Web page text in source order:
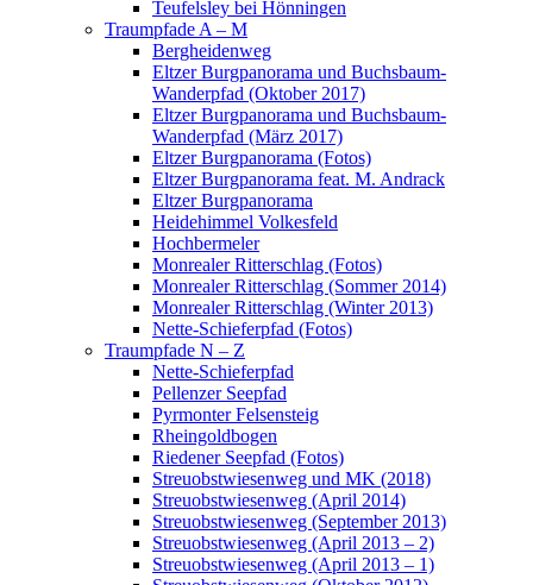
Teufelsley bei Hönningen
Traumpfade A – M
Bergheidenweg
Eltzer Burgpanorama und Buchsbaum-
Wanderpfad (Oktober 2017)
Eltzer Burgpanorama und Buchsbaum-
Wanderpfad (März 2017)
Eltzer Burgpanorama (Fotos)
Eltzer Burgpanorama feat. M. Andrack
Eltzer Burgpanorama
Heidehimmel Volkesfeld
Hochbermeler
Monrealer Ritterschlag (Fotos)
Monrealer Ritterschlag (Sommer 2014)
Monrealer Ritterschlag (Winter 2013)
Nette-Schieferpfad (Fotos)
Traumpfade N – Z
Nette-Schieferpfad
Pellenzer Seepfad
Pyrmonter Felsensteig
Rheingoldbogen
Riedener Seepfad (Fotos)
Streuobstwiesenweg und MK (2018)
Streuobstwiesenweg (April 2014)
Streuobstwiesenweg (September 2013)
Streuobstwiesenweg (April 2013 – 2)
Streuobstwiesenweg (April 2013 – 1)